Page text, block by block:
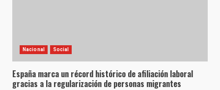
Nacional Social
España marca un récord histórico de afiliación laboral
gracias a la regularización de personas migrantes